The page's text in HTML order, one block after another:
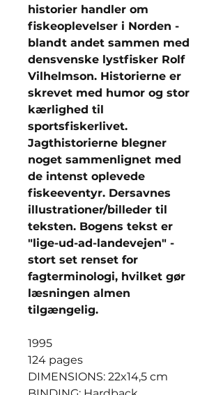
historier handler om
fiskeoplevelser i Norden -
blandt andet sammen med
densvenske lystfisker Rolf
Vilhelmson. Historierne er
skrevet med humor og stor
kærlighed til
sportsfiskerlivet.
Jagthistorierne blegner
noget sammenlignet med
de intenst oplevede
fiskeeventyr. Dersavnes
illustrationer/billeder til
teksten. Bogens tekst er
"lige-ud-ad-landevejen" -
stort set renset for
fagterminologi, hvilket gør
læsningen almen
tilgængelig.
1995
124 pages
DIMENSIONS: 22x14,5 cm